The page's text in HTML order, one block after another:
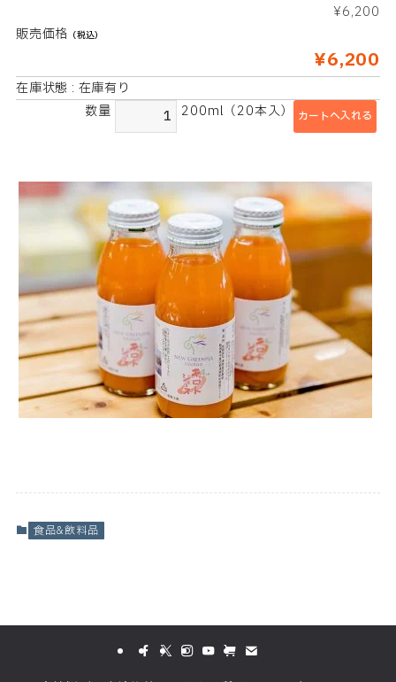
¥6,200
販売価格 （税込）
¥6,200
在庫状態 : 在庫有り
数量
200ml（20本入）
食品&飲料品